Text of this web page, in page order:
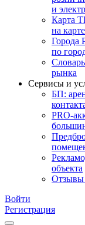
и
Карта
на
Города
по
рынка
Сервисы и
БП:
PRO-
объекта
Отзывы
Войти
Регистрация